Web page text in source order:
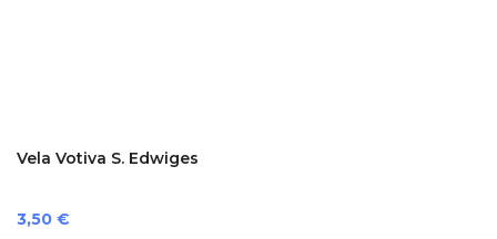
Vela Votiva S. Edwiges
Preço
3,50 €